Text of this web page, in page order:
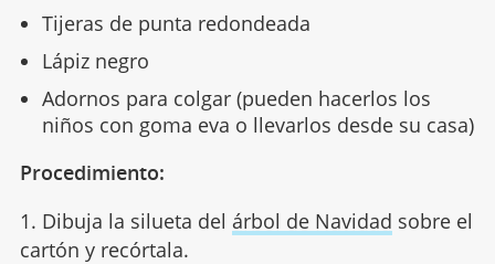
Tijeras de punta redondeada
Lápiz negro
Adornos para colgar (pueden hacerlos los
niños con goma eva o llevarlos desde su casa)
Procedimiento:
1. Dibuja la silueta del árbol de Navidad sobre el
cartón y recórtala.